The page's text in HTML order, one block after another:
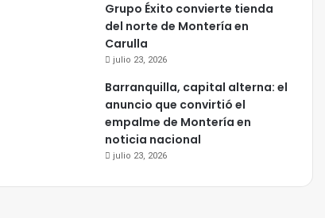
Grupo Éxito convierte tienda
del norte de Montería en
Carulla
julio 23, 2026
Barranquilla, capital alterna: el
anuncio que convirtió el
empalme de Montería en
noticia nacional
julio 23, 2026